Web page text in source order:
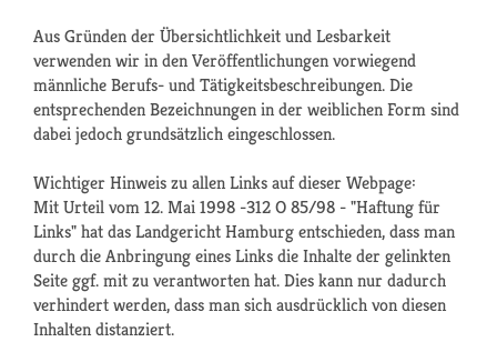
Aus Gründen der Übersichtlichkeit und Lesbarkeit
verwenden wir in den Veröffentlichungen vorwiegend
männliche Berufs- und Tätigkeitsbeschreibungen. Die
entsprechenden Bezeichnungen in der weiblichen Form sind
dabei jedoch grundsätzlich eingeschlossen.
Wichtiger Hinweis zu allen Links auf dieser Webpage:
Mit Urteil vom 12. Mai 1998 -312 O 85/98 - "Haftung für
Links" hat das Landgericht Hamburg entschieden, dass man
durch die Anbringung eines Links die Inhalte der gelinkten
Seite ggf. mit zu verantworten hat. Dies kann nur dadurch
verhindert werden, dass man sich ausdrücklich von diesen
Inhalten distanziert.